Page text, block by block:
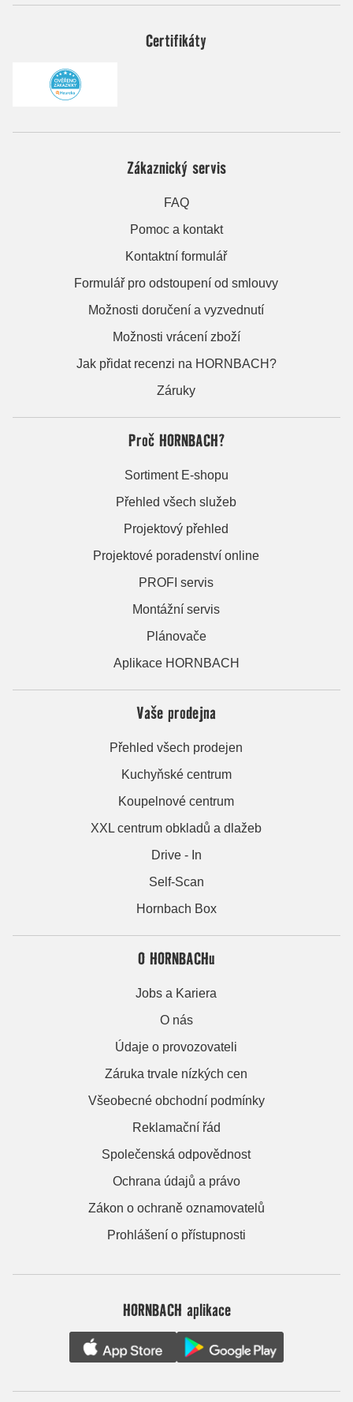
Certifikáty
Zákaznický servis
FAQ
Pomoc a kontakt
Kontaktní formulář
Formulář pro odstoupení od smlouvy
Možnosti doručení a vyzvednutí
Možnosti vrácení zboží
Jak přidat recenzi na HORNBACH?
Záruky
Proč HORNBACH?
Sortiment E-shopu
Přehled všech služeb
Projektový přehled
Projektové poradenství online
PROFI servis
Montážní servis
Plánovače
Aplikace HORNBACH
Vaše prodejna
Přehled všech prodejen
Kuchyňské centrum
Koupelnové centrum
XXL centrum obkladů a dlažeb
Drive - In
Self-Scan
Hornbach Box
O HORNBACHu
Jobs a Kariera
O nás
Údaje o provozovateli
Záruka trvale nízkých cen
Všeobecné obchodní podmínky
Reklamační řád
Společenská odpovědnost
Ochrana údajů a právo
Zákon o ochraně oznamovatelů
Prohlášení o přístupnosti
HORNBACH aplikace